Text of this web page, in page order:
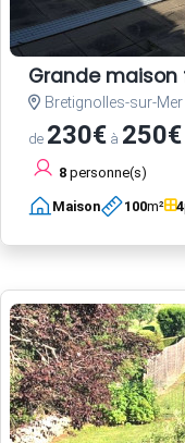
Grande
Bretignolles-sur-
de 230€ à 250€
8 personne(s)
Maison 100m² 4